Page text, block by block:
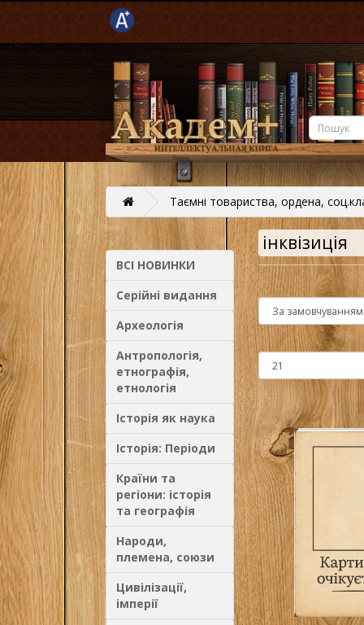
Таємні товариства, ордена,
ВСІ НОВИНКИ
Серійні видання
Археологія
Антропологія,
етнографія,
етнологія
Історія як наука
Історія: Періоди
Країни та
регіони: історія
та географія
Народи,
племена, союзи
Цивілізації,
імперії
інквізиція